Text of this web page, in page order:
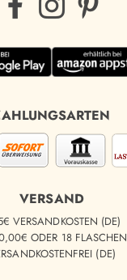
VERSAND
VERSANDKOSTEN (DE)
ODER 18 FLASCHEN
(DE)